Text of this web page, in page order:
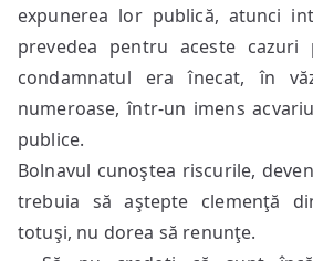
expunerea lor publică, atunci
prevedea pentru aceste cazuri
condamnatul era înecat, în
numeroase, într-un imens
publice.
Bolnavul cunoştea riscurile,
trebuia să aştepte clemenţă
totuşi, nu dorea să renunţe.